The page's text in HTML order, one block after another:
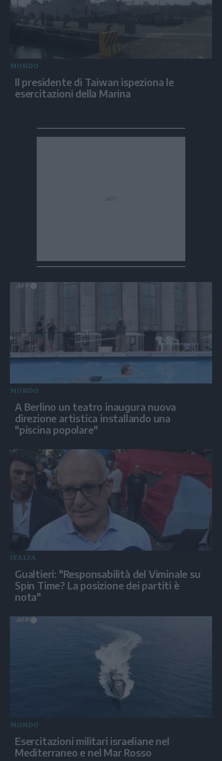
MONDO
Il presidente di Taiwan ispeziona le
esercitazioni della Marina
MONDO
A Berlino un teatro inaugura nuova
direzione artistica installando una
"piscina popolare"
ITALIA
Gualtieri: "Responsabilità del Viminale su
Spin Time? La posizione dei partiti è
nota"
MONDO
Esercitazioni militari israeliane nel
Mediterraneo e nel Mar Rosso